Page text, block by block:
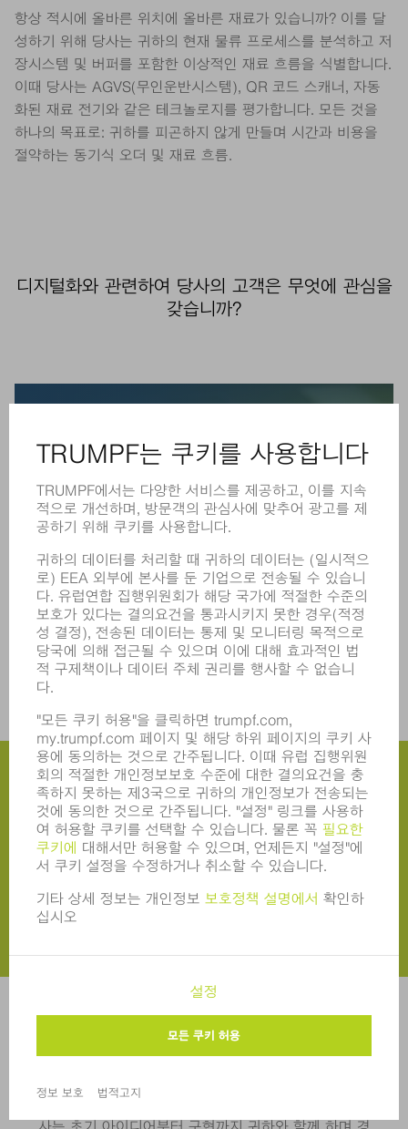
항상 적시에 올바른 위치에 올바른 재료가 있습니까? 이를 달
성하기 위해 당사는 귀하의 현재 물류 프로세스를 분석하고 저
장시스템 및 버퍼를 포함한 이상적인 재료 흐름을 식별합니다.
이때 당사는 AGVS(무인운반시스템), QR 코드 스캐너, 자동
화된 재료 전기와 같은 테크놀로지를 평가합니다. 모든 것을
하나의 목표로: 귀하를 피곤하지 않게 만들며 시간과 비용을
절약하는 동기식 오더 및 재료 흐름.
디지털화와 관련하여 당사의 고객은 무엇에 관심을
갖습니까?
판재 제조사로서 우리는 어디에서부터
시작해야 합니까?"
날에는 더 이상 작동하지 않습니다."
"기계를 조작할 수는 있지만, 프로세스
를 디지털화할 수는 없습니다."
언제 디지털 생산을 자유롭게 가동시키
겠습니까?
귀하의 판재 가공에 대한 더 많은 디지털화에 대해 당사
귀하의 스마트 팩토리를 위한 공장 계획
기존 판재 제조에 변경을 적용하거나, 새로운 홀을 계획